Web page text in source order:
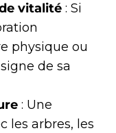
vitalité : Si
physique ou
de sa
: Une
les arbres, les